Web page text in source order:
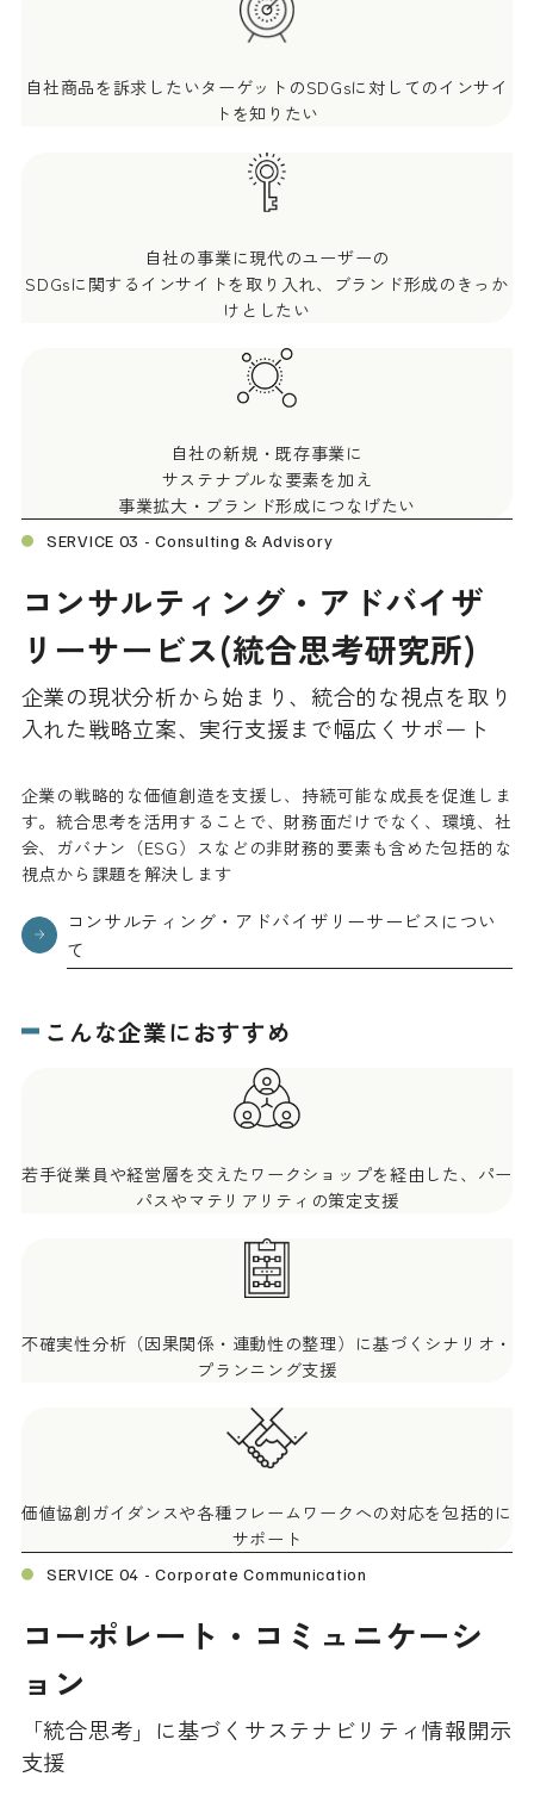
自社商品を訴求したいターゲットのSDGsに対してのインサイ
トを知りたい
自社の事業に現代のユーザーの
SDGsに関するインサイトを取り入れ、ブランド形成のきっか
けとしたい
自社の新規・既存事業に
サステナブルな要素を加え
事業拡大・ブランド形成につなげたい
SERVICE 03 - Consulting & Advisory
コンサルティング・アドバイザ
リーサービス(統合思考研究所)
企業の現状分析から始まり、統合的な視点を取り
入れた戦略立案、実行支援まで幅広くサポート
企業の戦略的な価値創造を支援し、持続可能な成長を促進しま
す。統合思考を活用することで、財務面だけでなく、環境、社
会、ガバナン（ESG）スなどの非財務的要素も含めた包括的な
視点から課題を解決します
コンサルティング・アドバイザリーサービスについ
て
こんな企業におすすめ
若手従業員や経営層を交えたワークショップを経由した、パー
パスやマテリアリティの策定支援
不確実性分析（因果関係・連動性の整理）に基づくシナリオ・
プランニング支援
価値協創ガイダンスや各種フレームワークへの対応を包括的に
サポート
SERVICE 04 - Corporate Communication
コーポレート・コミュニケーシ
ョン
「統合思考」に基づくサステナビリティ情報開示
支援